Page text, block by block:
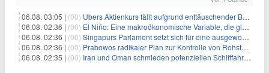
06.08. 03:05 | (00) Ubers Aktienkurs fällt aufgrund enttäuschender Buchungsprognose
06.08. 02:36 | (00) El Niño: Eine makroökonomische Variable, die globale Wirtschaftslandschaften umgestaltet
06.08. 02:36 | (00) Singapurs Parlament setzt sich für eine ausgewogene wirtschaftliche Zukunft ein
06.08. 02:36 | (00) Prabowos radikaler Plan zur Kontrolle von Rohstoffexporten steht vor konkurrierenden Visionen
06.08. 02:35 | (00) Iran und Oman schmieden potenziellen Schifffahrtsvertrag im Hormuskanal